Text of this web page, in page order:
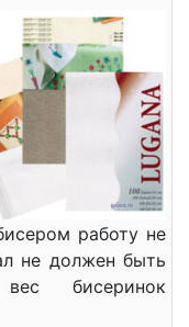
работу не
не должен быть
бисеринок